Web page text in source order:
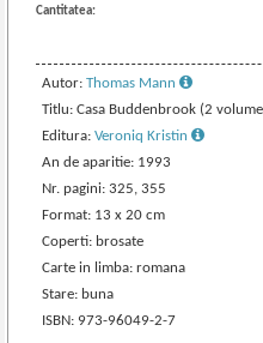
Cantitatea:
Autor:Thomas Mann
Titlu: Casa Buddenbrook (2
Editura:Veroniq Kristin
An de aparitie: 1993
Nr. pagini: 325, 355
Format: 13 x 20 cm
Coperti: brosate
Carte in limba: romana
Stare: buna
ISBN: 973-96049-2-7